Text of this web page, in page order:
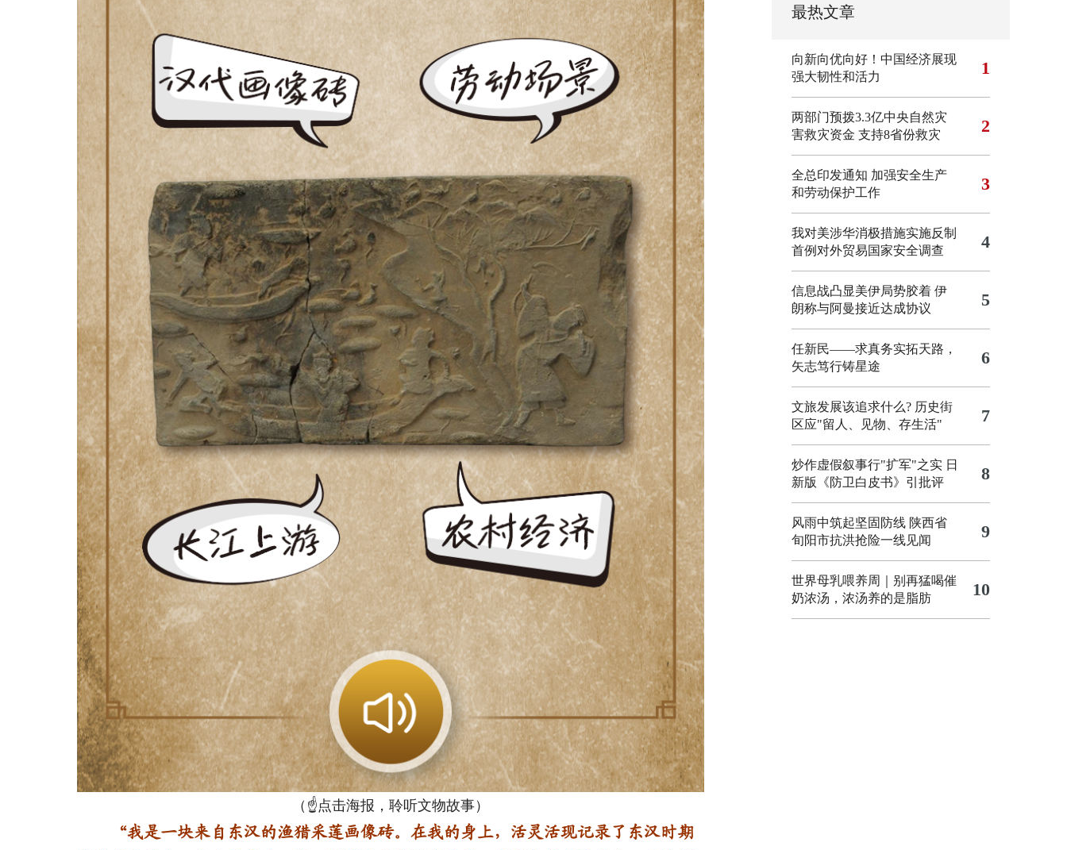
（☝点击海报，聆听文物故事）
“我是一块来自东汉的渔猎采莲画像砖。在我的身上，活灵活现记录了东汉时期
最热文章
向新向优向好！中国经济展现
强大韧性和活力
1
两部门预拨3.3亿中央自然灾
害救灾资金 支持8省份救灾
2
全总印发通知 加强安全生产
和劳动保护工作
3
我对美涉华消极措施实施反制
首例对外贸易国家安全调查
4
信息战凸显美伊局势胶着 伊
朗称与阿曼接近达成协议
5
任新民——求真务实拓天路，
矢志笃行铸星途
6
文旅发展该追求什么? 历史街
区应"留人、见物、存生活"
7
炒作虚假叙事行"扩军"之实 日
新版《防卫白皮书》引批评
8
风雨中筑起坚固防线 陕西省
旬阳市抗洪抢险一线见闻
9
世界母乳喂养周｜别再猛喝催
奶浓汤，浓汤养的是脂肪
10